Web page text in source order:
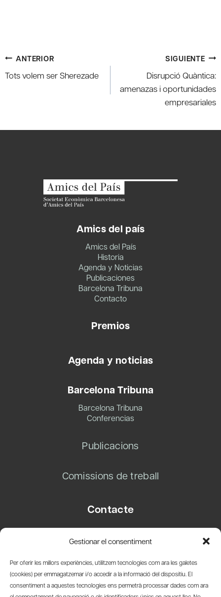
Gestionar el consentiment
Per oferir les millors experiències, utilitzem tecnologies com ara les galetes
(cookies) per emmagatzemar i/o accedir a la informació del dispositiu. El
consentiment a aquestes tecnologies ens permetrà processar dades com ara
Navegación
de
ANTERIOR
Tots volem ser Sherezade
SIGUIENTE
Disrupció Quàntica:
amenazas i oportunidades
empresariales
Amics del país
Amics del País
Historia
Agenda y Noticias
Publicaciones
Barcelona Tribuna
Contacto
Premios
Agenda y noticias
Barcelona Tribuna
Barcelona Tribuna
Conferencias
Publicacions
Comissions de treball
Contacte
08003 Barcelona
info@amicsdelpais.com
Suscripció Newsletter